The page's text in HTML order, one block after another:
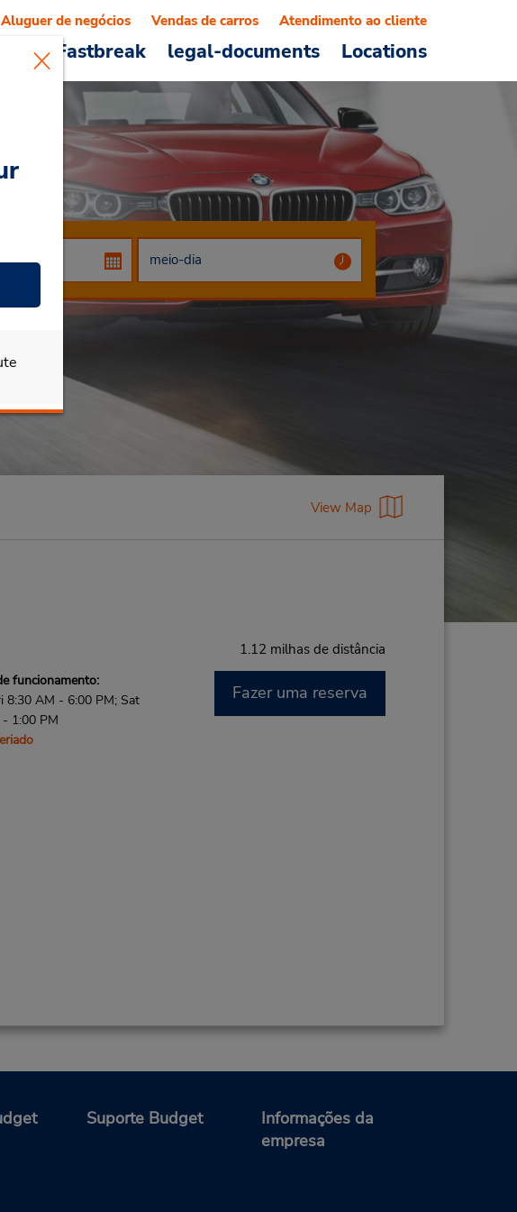
Fastbreak legal-documents Locations
Aluguer de negócios Vendas de carros Atendimento ao cliente
View Map
1.12 milhas de distância
funcionamento:
8:30 AM - 6:00 PM; Sat
1:00 PM
Fazer uma reserva
Suporte Budget
Informações da
empresa